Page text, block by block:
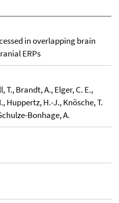
in overlapping brain
ERPs
T., Brandt, A., Elger, C. E.,
Huppertz, H.-J., Knösche, T.
Bonhage, A.